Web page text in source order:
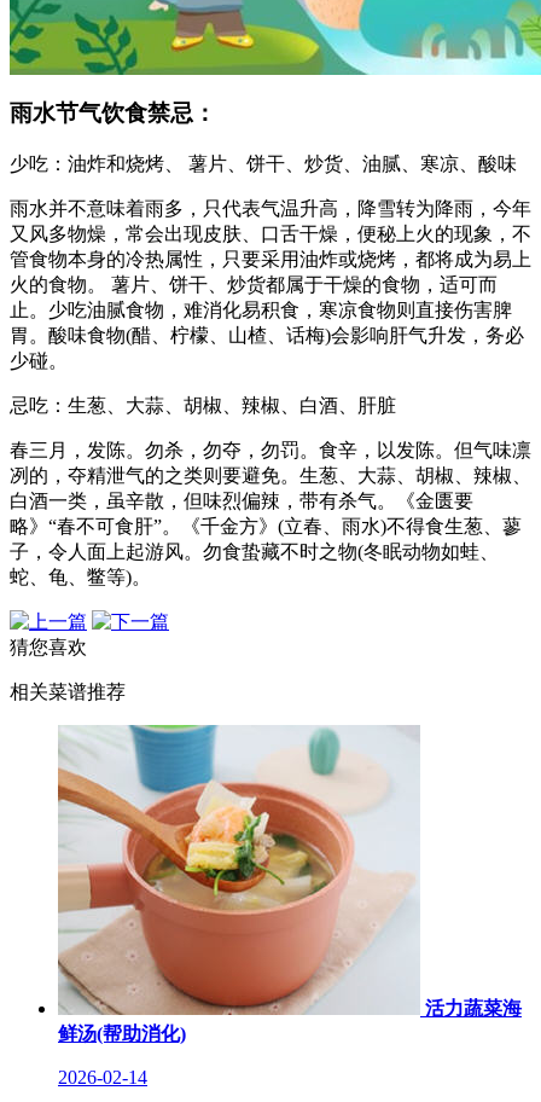
雨水节气饮食禁忌：
少吃：油炸和烧烤、 薯片、饼干、炒货、油腻、寒凉、酸味
雨水并不意味着雨多，只代表气温升高，降雪转为降雨，今年
又风多物燥，常会出现皮肤、口舌干燥，便秘上火的现象，不
管食物本身的冷热属性，只要采用油炸或烧烤，都将成为易上
火的食物。 薯片、饼干、炒货都属于干燥的食物，适可而
止。少吃油腻食物，难消化易积食，寒凉食物则直接伤害脾
胃。酸味食物(醋、柠檬、山楂、话梅)会影响肝气升发，务必
少碰。
忌吃：生葱、大蒜、胡椒、辣椒、白酒、肝脏
春三月，发陈。勿杀，勿夺，勿罚。食辛，以发陈。但气味凛
冽的，夺精泄气的之类则要避免。生葱、大蒜、胡椒、辣椒、
白酒一类，虽辛散，但味烈偏辣，带有杀气。《金匮要
略》“春不可食肝”。《千金方》(立春、雨水)不得食生葱、蓼
子，令人面上起游风。勿食蛰藏不时之物(冬眠动物如蛙、
蛇、龟、鳖等)。
猜您喜欢
相关菜谱推荐
活力蔬菜海
鲜汤(帮助消化)
2026-02-14